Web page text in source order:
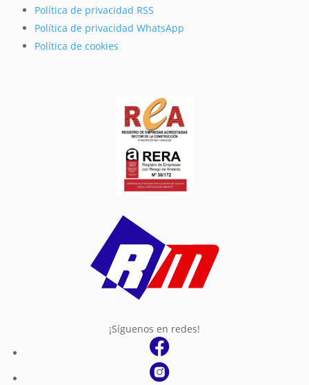
Política de privacidad RSS
Política de privacidad WhatsApp
Política de cookies
¡Síguenos en redes!